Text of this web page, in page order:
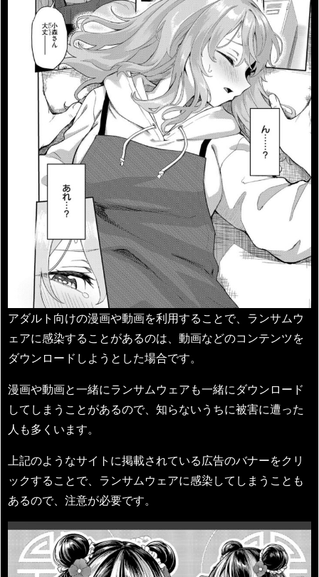
アダルト向けの漫画や動画を利用することで、ランサムウ
ェアに感染することがあるのは、動画などのコンテンツを
ダウンロードしようとした場合です。
漫画や動画と一緒にランサムウェアも一緒にダウンロード
してしまうことがあるので、知らないうちに被害に遭った
人も多くいます。
上記のようなサイトに掲載されている広告のバナーをクリ
ックすることで、ランサムウェアに感染してしまうことも
あるので、注意が必要です。